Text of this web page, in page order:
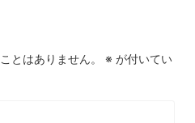
とはありません。 ※ が付いてい